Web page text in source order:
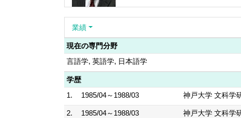
業績
現在の専門分野
言語学, 英語学, 日本語学
学歴
1.
1985/04～1988/03 神戸大学 文科学
2. 1985/04～1988/03 神戸大学 文科学